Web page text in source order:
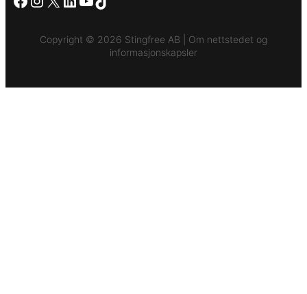
Copyright © 2026 Stingfree AB | Om nettstedet og
informasjonskapsler